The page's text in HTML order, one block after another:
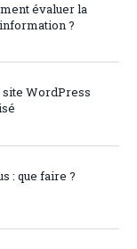
évaluer la
?
WordPress
: que faire ?